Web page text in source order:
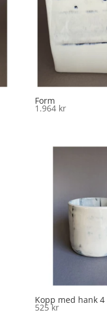
Form
1.964 kr
Kopp med hank 4
525kr